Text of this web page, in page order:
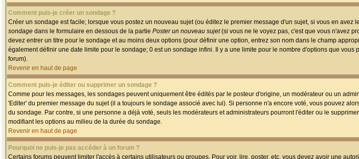
Comment puis-je créer un sondage ?
Créer un sondage est facile; lorsque vous postez un nouveau sujet (ou éditez le premier message d'un sujet, si vous en avez
sondage dans le formulaire en dessous de la partie Poster un nouveau sujet(si vous ne le voyez pas, c'est que vous n'avez
devez entrer un titre pour le sondage et au moins deux options (pour définir une option, entrez son nom dans le champ
également définir une date limite pour le sondage; 0 est un sondage infini. Il y a une limite pour le nombre d'options que vous
forum).
Revenir en haut de page
Comment puis-je éditer ou supprimer un sondage ?
Comme pour les messages, les sondages peuvent uniquement être édités par le posteur d'origine, un modérateur ou un
'Editer' du premier message du sujet (il a toujours le sondage associé avec lui). Si personne n'a encore voté, vous pouvez
du sondage. Par contre, si une personne a déjà voté, seuls les modérateurs et administrateurs pourront l'éditer ou le
modifiant les options au milieu de la durée du sondage.
Revenir en haut de page
Pourquoi ne puis-je pas accéder à un forum ?
Certains forums peuvent limiter l'accès à certains utilisateurs ou groupes. Pour voir, lire, poster, etc. vous devez avoir une